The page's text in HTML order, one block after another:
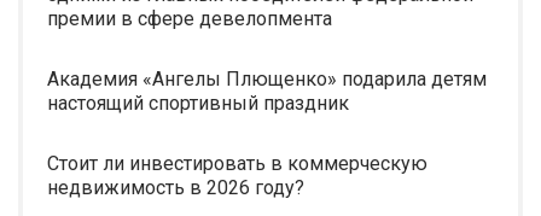
премии в сфере девелопмента
Академия «Ангелы Плющенко» подарила детям
настоящий спортивный праздник
Стоит ли инвестировать в коммерческую
недвижимость в 2026 году?